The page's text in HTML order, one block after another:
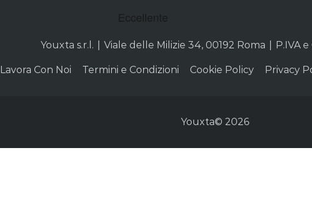
Youxta s.r.l. Viale delle Milizie 34, 00192 Roma P.IVA e
Lavora Con Noi Termini e Condizioni Cookie Policy Privacy
Youxta© 2026